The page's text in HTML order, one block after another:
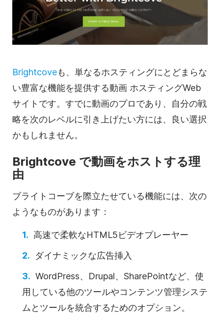
Brightcoveも、単なるホスティングに とどまらな
い豊富な機能を提供する動画 ホスティングWeb
サイトです。すでに動画のプロであり、自分の戦
略を次のレベルに引き上げたい方には、良い選択
かもしれません。
Brightcove で動画をホストする理
由
ブライトコーブを際立たせている機能には、次の
ようなものがあります：
高速で柔軟なHTML5ビデオプレーヤー
ダイナミックな広告挿入
WordPress、Drupal、SharePointなど、使
用している他のツールやコンテンツ管理システ
ムとツールを統合するためのオプション。